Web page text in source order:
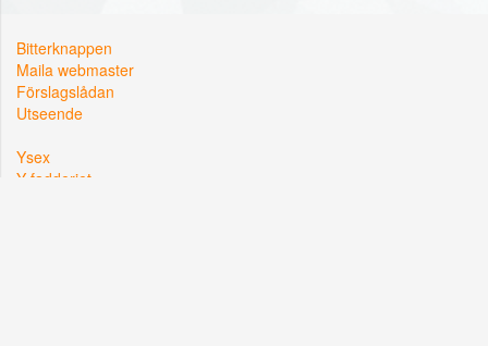
Bitterknappen
Maila webmaster
Förslagslådan
Utseende
Ysex
Y-fadderiet